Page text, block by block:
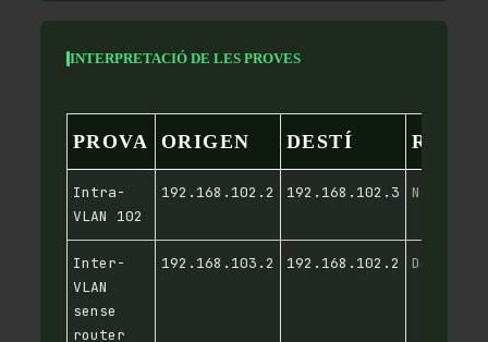
INTERPRETACIÓ DE LES PROVES
PROVA ORIGEN DESTÍ
Intra-
VLAN 102
192.168.102.2 192.168.102.3 No cal
Inter-
VLAN
sense
router
192.168.103.2 192.168.102.2